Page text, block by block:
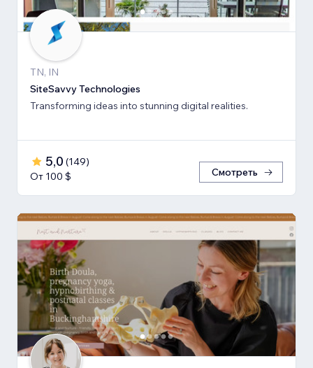
TN, IN
SiteSavvy Technologies
Transforming ideas into stunning digital realities.
5,0 (149)
От 100 $
Смотреть